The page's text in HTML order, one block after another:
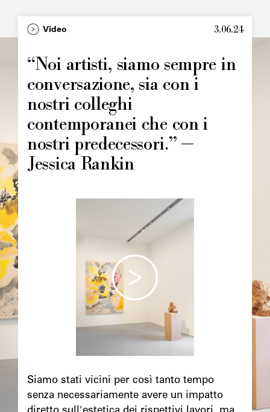
TypeVideo 3.06.24
“Noi artisti, siamo sempre in
conversazione, sia con i
nostri colleghi
contemporanei che con i
nostri predecessori.” —
Jessica Rankin
Siamo stati vicini per così tanto tempo
senza necessariamente avere un impatto